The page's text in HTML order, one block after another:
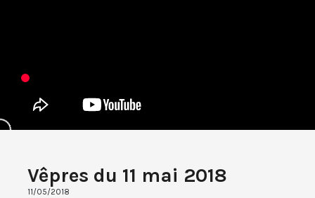
Vêpres du 11 mai 2018
11/05/2018